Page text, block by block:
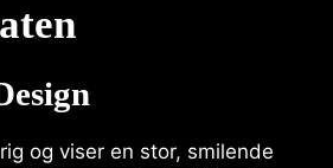
og viser en stor, smilende